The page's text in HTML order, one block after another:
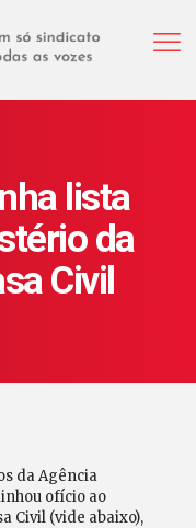
lista
da
Civil
da Agência
ofício ao
Civil (vide abaixo),